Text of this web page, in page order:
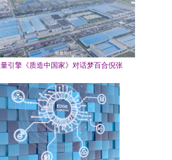
引擎《质造中国家》对话梦百合倪张
赋能